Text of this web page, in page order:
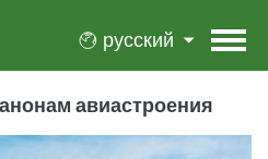
русский
авиастроения